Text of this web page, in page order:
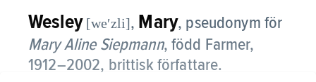
Wesley [weʹzli], Mary, pseudonym för
Mary Aline Siepmann, född Farmer,
1912–2002, brittisk författare.